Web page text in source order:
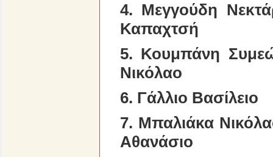
4. Μεγγούδη
Καπαχτσή
5. Κουμπάνη
Νικόλαο
6. Γάλλιο
7.
Αθανάσιο